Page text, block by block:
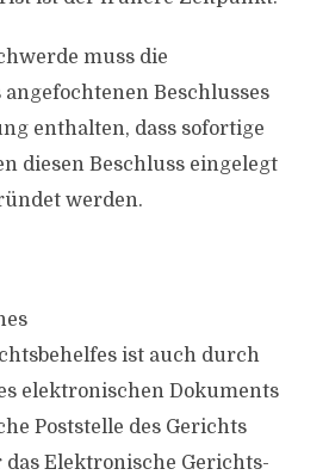
muss die
Beschlusses
enthalten, dass sofortige
diesen Beschluss eingelegt
werden.
ist auch durch
elektronischen Dokuments
Poststelle des Gerichts
Elektronische Gerichts-